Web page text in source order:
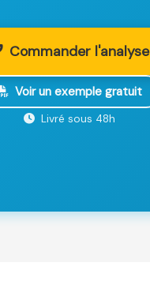
Commander l'analyse
Voir un exemple gratuit
Livré sous 48h